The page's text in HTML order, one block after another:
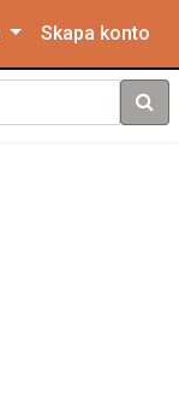
Skapa konto
Sök